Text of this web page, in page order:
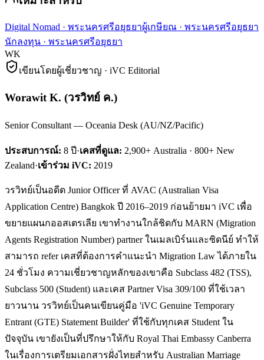
Digital Nomad · พระนครศรีอยุธยาผู้เกษียณ · พระนครศรีอยุธยา
นักลงทุน · พระนครศรีอยุธยา
WK
เขียนโดยผู้เชี่ยวชาญ · iVC Editorial
Worawit K. (วรวิทย์ ค.)
Senior Consultant — Oceania Desk (AU/NZ/Pacific)
ประสบการณ์: 8 ปี·เคสที่ดูแล: 2,900+ Australia · 800+ New
Zealand·เข้าร่วม iVC: 2019
วรวิทย์เป็นอดีต Junior Officer ที่ AVAC (Australian Visa
Application Centre) Bangkok ปี 2016–2019 ก่อนย้ายมา iVC เพื่อ
ขยายแผนกออสเตรเลีย เขาทำงานใกล้ชิดกับ MARN (Migration
Agents Registration Number) partner ในเมลเบิร์นและซิดนีย์ ทำให้
สามารถ refer เคสที่ต้องการคำแนะนำ Migration Law ได้ภายใน
24 ชั่วโมง ความเชี่ยวชาญหลักของเขาคือ Subclass 482 (TSS),
Subclass 500 (Student) และเคส Partner Visa 309/100 ที่ใช้เวลา
ยาวนาน วรวิทย์เป็นคนเขียนคู่มือ 'iVC Genuine Temporary
Entrant (GTE) Statement Builder' ที่ใช้กับทุกเคส Student ใน
ปัจจุบัน เขายังเป็นที่ปรึกษาให้กับ Royal Thai Embassy Canberra
ในเรื่องการเตรียมเอกสารฝั่งไทยสำหรับ Australian Marriage